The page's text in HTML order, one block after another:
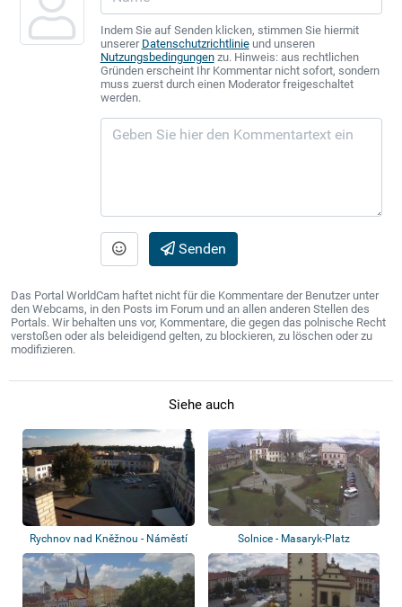
Indem Sie auf Senden klicken, stimmen Sie hiermit
unserer Datenschutzrichtlinieund unseren
Nutzungsbedingungenzu. Hinweis: aus rechtlichen
Gründen erscheint Ihr Kommentar nicht sofort, sondern
muss zuerst durch einen Moderator freigeschaltet
werden.
Senden
Das Portal WorldCam haftet nicht für die Kommentare der Benutzer unter
den Webcams, in den Posts im Forum und an allen anderen Stellen des
Portals. Wir behalten uns vor, Kommentare, die gegen das polnische Recht
verstoßen oder als beleidigend gelten, zu blockieren, zu löschen oder zu
modifizieren.
Siehe auch
Rychnov nad Kněžnou - Náměstí Solnice - Masaryk-Platz